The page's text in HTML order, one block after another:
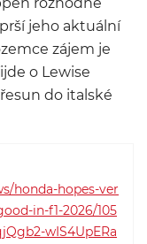
jeho aktuální
zájem je
o Lewise
do italské
honda-hopes-ver
in-f1-2026/105
wIS4UpERa